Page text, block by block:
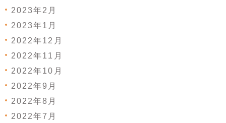
2023年2月
2023年1月
2022年12月
2022年11月
2022年10月
2022年9月
2022年8月
2022年7月